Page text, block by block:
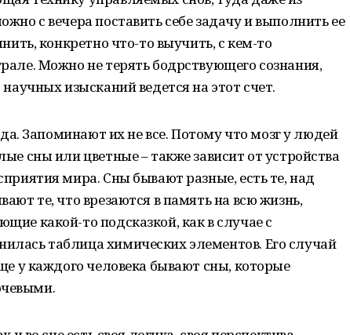
с вечера поставить себе задачу и выполнить ее
конкретно что-то выучить, с кем-то
Можно не терять бодрствующего сознания,
изысканий ведется на этот счет.
Запоминают их не все. Потому что мозг у людей
сны или цветные – также зависит от устройства
мира. Сны бывают разные, есть те, над
те, что врезаются в память на всю жизнь,
какой-то подсказкой, как в случае с
таблица химических элементов. Его случай
у каждого человека бывают сны, которые